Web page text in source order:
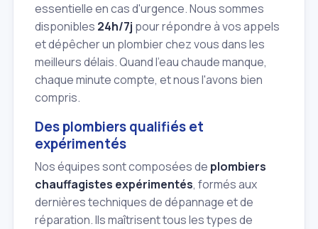
essentielle en cas d'urgence. Nous sommes
disponibles 24h/7j pour répondre à vos appels
et dépêcher un plombier chez vous dans les
meilleurs délais. Quand l'eau chaude manque,
chaque minute compte, et nous l'avons bien
compris.
Des plombiers qualifiés et
expérimentés
Nos équipes sont composées de plombiers
chauffagistes expérimentés, formés aux
dernières techniques de dépannage et de
réparation. Ils maîtrisent tous les types de